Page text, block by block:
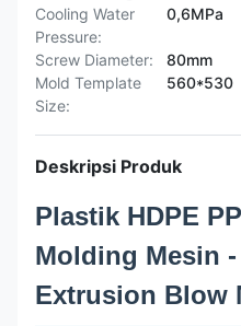
Cooling Water
Pressure:
0,6MPa
Screw Diameter:
80mm
Mold Template
Size:
560*530
Deskripsi Produk
Plastik HDPE
Molding Mesin
Extrusion Blow